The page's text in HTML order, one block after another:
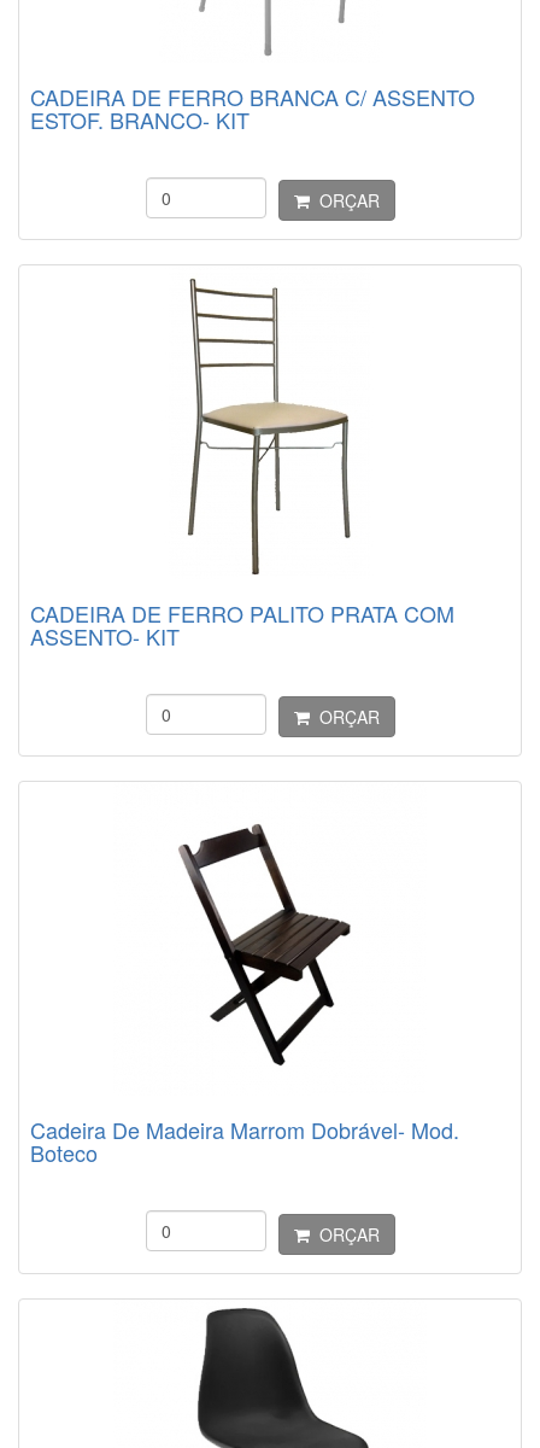
CADEIRA DE FERRO BRANCA C/ ASSENTO
ESTOF. BRANCO- KIT
ORÇAR
CADEIRA DE FERRO PALITO PRATA COM
ASSENTO- KIT
ORÇAR
Cadeira De Madeira Marrom Dobrável- Mod.
Boteco
ORÇAR